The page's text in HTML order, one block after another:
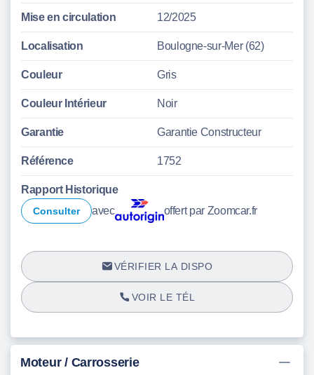
Mise en circulation 12/2025
Localisation Boulogne-sur-Mer (62)
Couleur Gris
Couleur Intérieur Noir
Garantie Garantie Constructeur
Référence 1752
Rapport Historique
Consulter avec offert par Zoomcar.fr
VÉRIFIER LA DISPO
VOIR LE TÉL
Moteur / Carrosserie